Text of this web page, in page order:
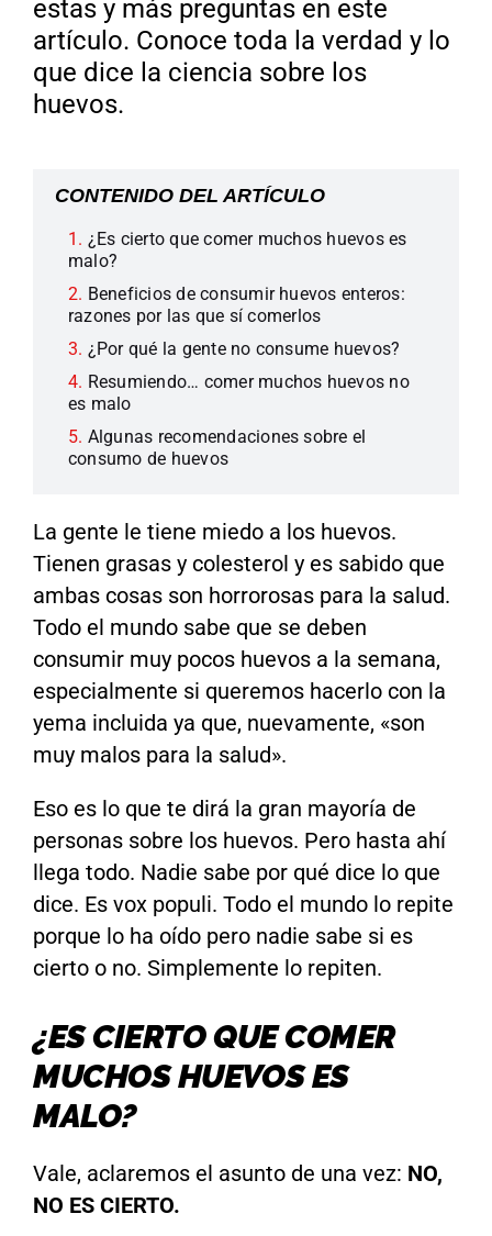
estas y más preguntas en este
artículo. Conoce toda la verdad y lo
que dice la ciencia sobre los
huevos.
CONTENIDO DEL ARTÍCULO
¿Es cierto que comer muchos huevos es
malo?
Beneficios de consumir huevos enteros:
razones por las que sí comerlos
¿Por qué la gente no consume huevos?
Resumiendo… comer muchos huevos no
es malo
Algunas recomendaciones sobre el
consumo de huevos
La gente le tiene miedo a los huevos.
Tienen grasas y colesterol y es sabido que
ambas cosas son horrorosas para la salud.
Todo el mundo sabe que se deben
consumir muy pocos huevos a la semana,
especialmente si queremos hacerlo con la
yema incluida ya que, nuevamente, «son
muy malos para la salud».
Eso es lo que te dirá la gran mayoría de
personas sobre los huevos. Pero hasta ahí
llega todo. Nadie sabe por qué dice lo que
dice. Es vox populi. Todo el mundo lo repite
porque lo ha oído pero nadie sabe si es
cierto o no. Simplemente lo repiten.
¿ES CIERTO QUE COMER
MUCHOS HUEVOS ES
MALO?
Vale, aclaremos el asunto de una vez: NO,
NO ES CIERTO.